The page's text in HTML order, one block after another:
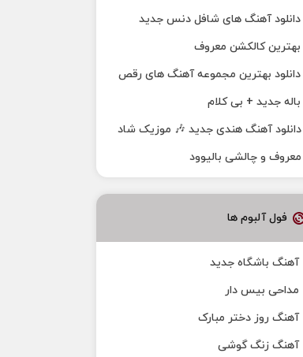
دانلود آهنگ های شافل دنس جدید
بهترین کالکشن معروف
دانلود بهترین مجموعه آهنگ های رقص
باله جدید + بی کلام
دانلود آهنگ هندی جدید 🎶 موزیک شاد
معروف و چالشی بالیوود
فول آلبوم ها
آهنگ باشگاه جدید
مداحی بیس دار
آهنگ روز دختر مبارک
آهنگ زنگ گوشی